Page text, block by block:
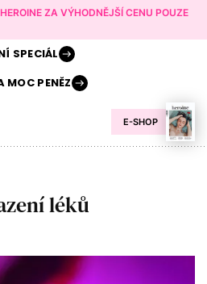
ZA VÝHODNĚJŠÍ CENU POUZE
E-SHOP
SPECIÁL
MOC PENĚZ
léků